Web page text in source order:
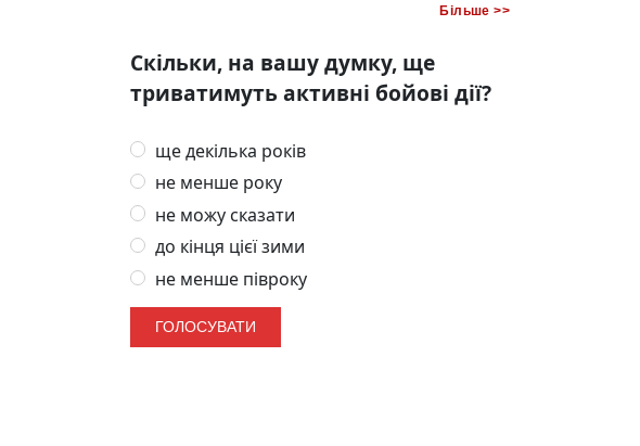
Більше >>
Скільки, на вашу думку, ще
триватимуть активні бойові дії?
ще декілька років
не менше року
не можу сказати
до кінця цієї зими
не менше півроку